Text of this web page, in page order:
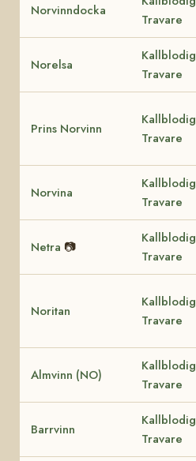
Norvinndocka
Travare
Norelsa
Kallblodig
Travare
Prins Norvinn
Kallblodig
Travare
Norvina
Kallblodig
Travare
Netra 📷
Kallblodig
Travare
Noritan
Kallblodig
Travare
Almvinn (NO)
Kallblodig
Travare
Barrvinn
Kallblodig
Travare